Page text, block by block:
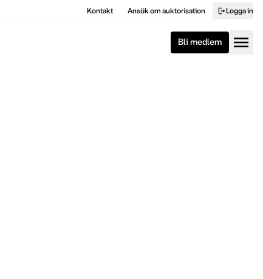
Kontakt Ansök om auktorisation logoutLogga in
Bli medlem menu